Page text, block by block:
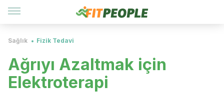
Sağlık Fizik Tedavi
Ağrıyı Azaltmak için
Elektroterapi